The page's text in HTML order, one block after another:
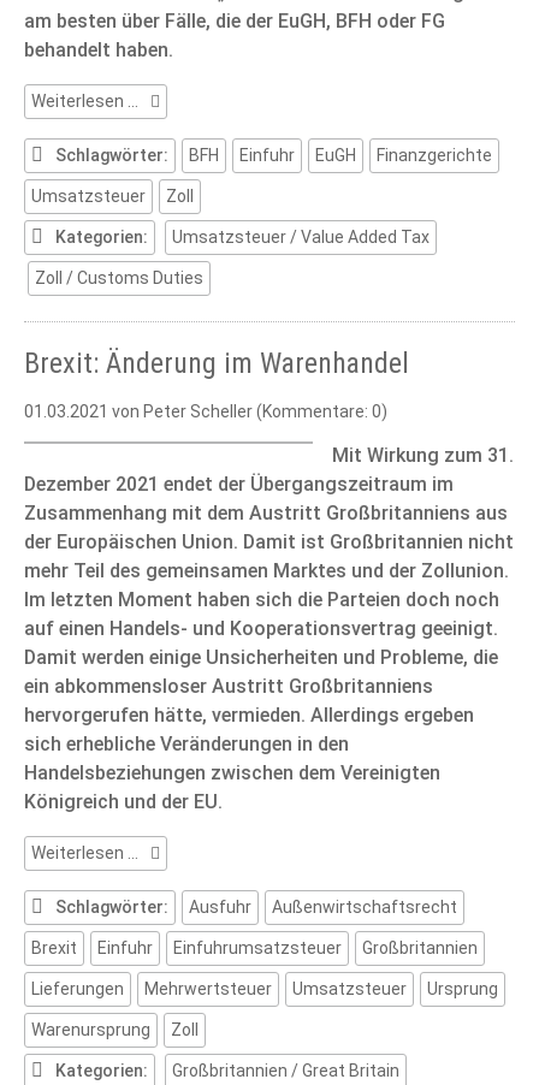
am besten über Fälle, die der EuGH, BFH oder FG
behandelt haben.
Weiterlesen … Risiken
bei
der
Einfuhr
–
Zoll
und
Einfuhrumsatzsteuer
anhand
aktueller
Rechtsprechung
Schlagwörter: BFH Einfuhr EuGH Finanzgerichte
Umsatzsteuer Zoll
Kategorien: Umsatzsteuer / Value Added Tax
Zoll / Customs Duties
Brexit: Änderung im Warenhandel
01.03.2021 von Peter Scheller (Kommentare: 0)
Mit Wirkung zum 31.
Dezember 2021 endet der Übergangszeitraum im
Zusammenhang mit dem Austritt Großbritanniens aus
der Europäischen Union. Damit ist Großbritannien nicht
mehr Teil des gemeinsamen Marktes und der Zollunion.
Im letzten Moment haben sich die Parteien doch noch
auf einen Handels- und Kooperationsvertrag geeinigt.
Damit werden einige Unsicherheiten und Probleme, die
ein abkommensloser Austritt Großbritanniens
hervorgerufen hätte, vermieden. Allerdings ergeben
sich erhebliche Veränderungen in den
Handelsbeziehungen zwischen dem Vereinigten
Königreich und der EU.
Weiterlesen … Brexit:
Änderung
im
Warenhandel
Schlagwörter: Ausfuhr Außenwirtschaftsrecht
Brexit Einfuhr Einfuhrumsatzsteuer Großbritannien
Lieferungen Mehrwertsteuer Umsatzsteuer Ursprung
Warenursprung Zoll
Kategorien: Großbritannien / Great Britain